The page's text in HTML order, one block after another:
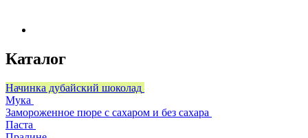
Каталог
Начинка дубайский шоколад
Мука
Замороженное пюре с сахаром и без сахара
Паста